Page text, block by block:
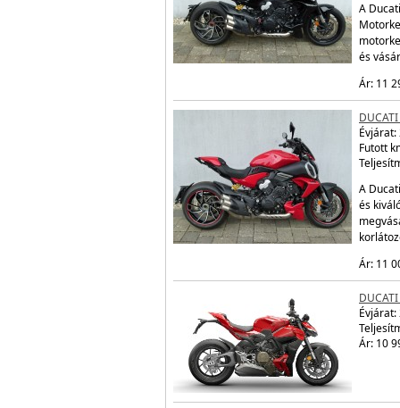
A
és
Ár: 11
Évjárat:
Futott
A
és
Ár: 11
DUCATI
Évjárat:
Ár: 10